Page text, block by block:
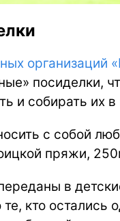
организаций
посиделки,
и собирать их в
с собой
пряжи,
в
кто остались